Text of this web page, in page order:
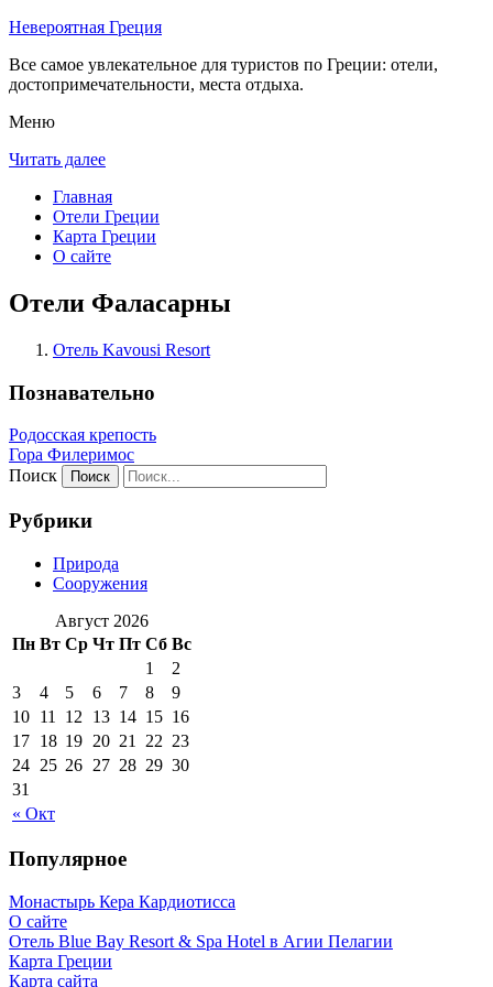
Невероятная Греция
Все самое увлекательное для туристов по Греции: отели,
достопримечательности, места отдыха.
Меню
Читать далее
Главная
Отели Греции
Карта Греции
О сайте
Отели Фаласарны
Отель Kavousi Resort
Познавательно
Родосская крепость
Гора Филеримос
Поиск
Рубрики
Природа
Сооружения
Август 2026
Пн Вт Ср Чт Пт Сб Вс
« Окт
1
2
3
4 5 6 7 8
9
10 11 12 13 14 15 16
17 18 19 20 21 22 23
24 25 26 27 28 29 30
31
Популярное
Монастырь Кера Кардиотисса
О сайте
Отель Blue Bay Resort & Spa Hotel в Агии Пелагии
Карта Греции
Карта сайта